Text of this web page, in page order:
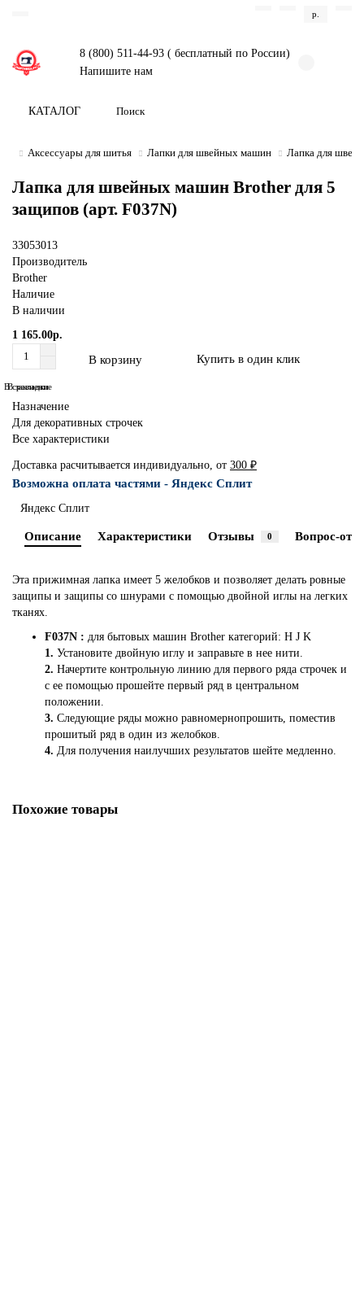
р.
8 (800) 511-44-93 ( бесплатный по России)
Напишите нам
КАТАЛОГ
Аксессуары для шитья Лапки для швейных машин Лапка для
Лапка для швейных машин Brother для 5
защипов (арт. F037N)
33053013
Производитель
Brother
Наличие
В наличии
1 165.00р.
В корзину Купить в один клик
В закладки
В сравнение
Назначение
Для декоративных строчек
Все характеристики
Доставка расчитывается индивидуально, от 300 ₽
Возможна оплата частями - Яндекс Сплит
Яндекс Сплит
Описание Характеристики Отзывы 0 Вопрос-
Эта прижимная лапка имеет 5 желобков и позволяет делать ровные
защипы и защипы со шнурами с помощью двойной иглы на легких
тканях.
F037N : для бытовых машин Brother категорий: H J K
1. Установите двойную иглу и заправьте в нее нити.
2. Начертите контрольную линию для первого ряда строчек и
с ее помощью прошейте первый ряд в центральном
положении.
3. Следующие ряды можно равномернопрошить, поместив
прошитый ряд в один из желобков.
4. Для получения наилучших результатов шейте медленно.
Похожие товары